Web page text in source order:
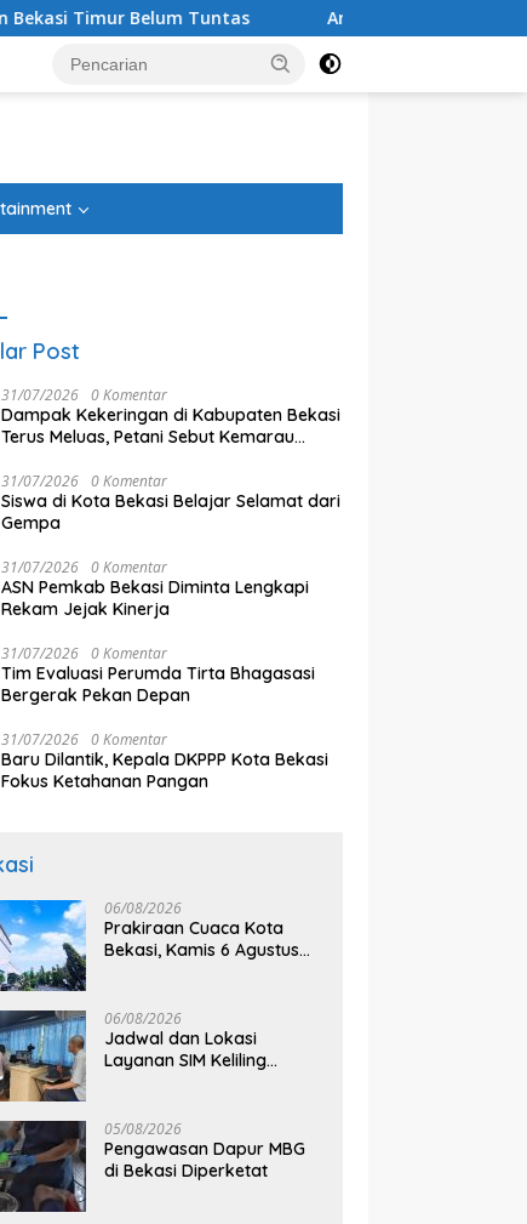
Tuntas Anggota DPRD Kota Bekasi Suryo Harjo
Post
31/07/2026 0 Komentar
Dampak Kekeringan di Kabupaten Bekasi
Terus Meluas, Petani Sebut Kemarau
31/07/2026 0 Komentar
Siswa di Kota Bekasi Belajar Selamat dari
Gempa
31/07/2026 0 Komentar
ASN Pemkab Bekasi Diminta Lengkapi
Rekam Jejak Kinerja
31/07/2026 0 Komentar
Tim Evaluasi Perumda Tirta Bhagasasi
Bergerak Pekan Depan
31/07/2026 0 Komentar
Baru Dilantik, Kepala DKPPP Kota Bekasi
Fokus Ketahanan Pangan
06/08/2026
Prakiraan Cuaca Kota
Bekasi, Kamis 6 Agustus
06/08/2026
Jadwal dan Lokasi
Layanan SIM Keliling
05/08/2026
Pengawasan Dapur MBG
di Bekasi Diperketat